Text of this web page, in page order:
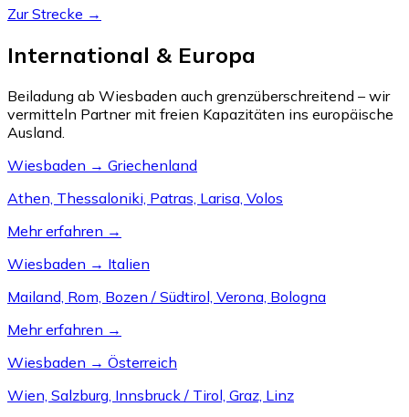
Zur Strecke →
International & Europa
Beiladung ab Wiesbaden auch grenzüberschreitend – wir
vermitteln Partner mit freien Kapazitäten ins europäische
Ausland.
Wiesbaden → Griechenland
Athen, Thessaloniki, Patras, Larisa, Volos
Mehr erfahren →
Wiesbaden → Italien
Mailand, Rom, Bozen / Südtirol, Verona, Bologna
Mehr erfahren →
Wiesbaden → Österreich
Wien, Salzburg, Innsbruck / Tirol, Graz, Linz